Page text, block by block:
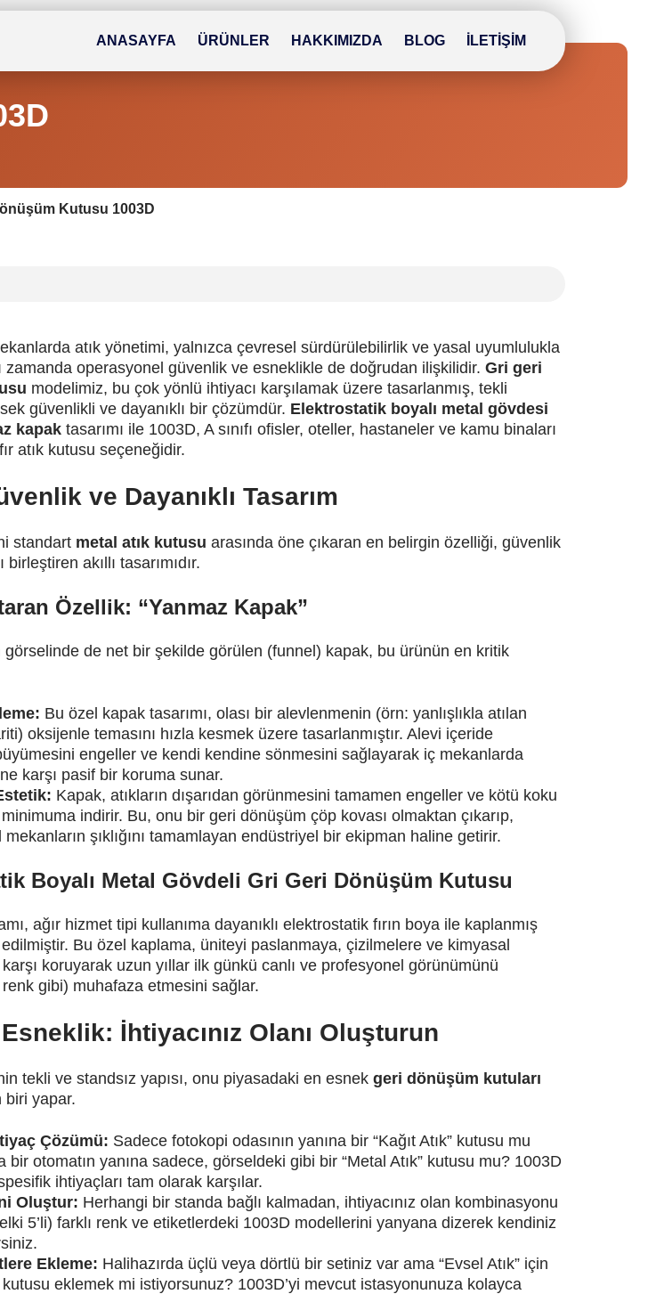
ANASAYFA ÜRÜNLER HAKKIMIZDA BLOG İLETIŞIM
Kutusu 1003D
atık yönetimi, yalnızca çevresel sürdürülebilirlik ve yasal uyumlulukla
zamanda operasyonel güvenlik ve esneklikle de doğrudan ilişkilidir. Gri geri
modelimiz, bu çok yönlü ihtiyacı karşılamak üzere tasarlanmış, tekli
güvenlikli ve dayanıklı bir çözümdür. Elektrostatik boyalı metal gövdesi
kapak tasarımı ile 1003D, A sınıfı ofisler, oteller, hastaneler ve kamu binaları
atık kutusu seçeneğidir.
ve Dayanıklı Tasarım
standart metal atık kutusu arasında öne çıkaran en belirgin özelliği, güvenlik
birleştiren akıllı tasarımıdır.
Özellik: “Yanmaz Kapak”
de net bir şekilde görülen (funnel) kapak, bu ürünün en kritik
Bu özel kapak tasarımı, olası bir alevlenmenin (örn: yanlışlıkla atılan
oksijenle temasını hızla kesmek üzere tasarlanmıştır. Alevi içeride
engeller ve kendi kendine sönmesini sağlayarak iç mekanlarda
karşı pasif bir koruma sunar.
Kapak, atıkların dışarıdan görünmesini tamamen engeller ve kötü koku
indirir. Bu, onu bir geri dönüşüm çöp kovası olmaktan çıkarıp,
şıklığını tamamlayan endüstriyel bir ekipman haline getirir.
Boyalı Metal Gövdeli Gri Geri Dönüşüm Kutusu
ağır hizmet tipi kullanıma dayanıklı elektrostatik fırın boya ile kaplanmış
Bu özel kaplama, üniteyi paslanmaya, çizilmelere ve kimyasal
koruyarak uzun yıllar ilk günkü canlı ve profesyonel görünümünü
gibi) muhafaza etmesini sağlar.
İhtiyacınız Olanı Oluşturun
tekli ve standsız yapısı, onu piyasadaki en esnek geri dönüşüm kutuları
biri yapar.
Çözümü: Sadece fotokopi odasının yanına bir “Kağıt Atık” kutusu mu
bir otomatın yanına sadece, görseldeki gibi bir “Metal Atık” kutusu mu? 1003D
ihtiyaçları tam olarak karşılar.
Oluştur: Herhangi bir standa bağlı kalmadan, ihtiyacınız olan kombinasyonu
5’li) farklı renk ve etiketlerdeki 1003D modellerini yanyana dizerek kendiniz
Ekleme: Halihazırda üçlü veya dörtlü bir setiniz var ama “Evsel Atık” için
kutusu eklemek mi istiyorsunuz? 1003D’yi mevcut istasyonunuza kolayca